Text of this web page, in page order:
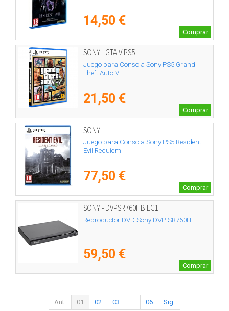
14,50 €
Comprar
SONY - GTA V PS5
Juego para Consola Sony PS5 Grand
Theft Auto V
21,50 €
Comprar
SONY -
Juego para Consola Sony PS5 Resident
Evil Requiem
77,50 €
Comprar
SONY - DVPSR760HB.EC1
Reproductor DVD Sony DVP-SR760H
59,50 €
Comprar
Ant. 01 02 03 06 Sig.